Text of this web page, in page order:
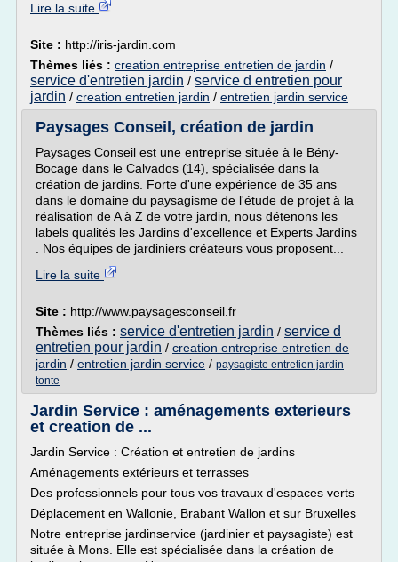
Lire la suite
Site : http://iris-jardin.com
Thèmes liés : creation entreprise entretien de jardin /
service d'entretien jardin / service d entretien pour
jardin / creation entretien jardin / entretien jardin service
Paysages Conseil, création de jardin
Paysages Conseil est une entreprise située à le Bény-
Bocage dans le Calvados (14), spécialisée dans la
création de jardins. Forte d'une expérience de 35 ans
dans le domaine du paysagisme de l'étude de projet à la
réalisation de A à Z de votre jardin, nous détenons les
labels qualités les Jardins d'excellence et Experts Jardins
. Nos équipes de jardiniers créateurs vous proposent...
Lire la suite
Site : http://www.paysagesconseil.fr
Thèmes liés : service d'entretien jardin / service d
entretien pour jardin / creation entreprise entretien de
jardin / entretien jardin service / paysagiste entretien jardin
tonte
Jardin Service : aménagements exterieurs
et creation de ...
Jardin Service : Création et entretien de jardins
Aménagements extérieurs et terrasses
Des professionnels pour tous vos travaux d'espaces verts
Déplacement en Wallonie, Brabant Wallon et sur Bruxelles
Notre entreprise jardinservice (jardinier et paysagiste) est
située à Mons. Elle est spécialisée dans la création de